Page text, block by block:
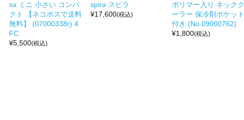
sa ミニ 小さい コンパ
クト 【ネコポスで送料
無料】 (07000338r) 4
FC
¥5,500(税込)
spira スピラ
¥17,600(税込)
ポリマー入り ネックク
ーラー 保冷剤ポケット
付き (No.09000762)
¥1,800(税込)